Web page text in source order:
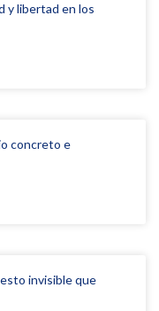
y libertad en los
concreto e
invisible que